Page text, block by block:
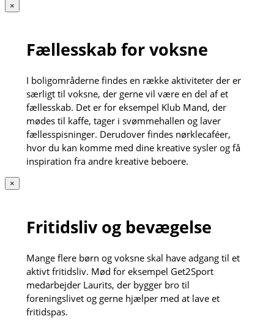
×
Fællesskab for voksne
I boligområderne findes en række aktiviteter der er
særligt til voksne, der gerne vil være en del af et
fællesskab. Det er for eksempel Klub Mand, der
mødes til kaffe, tager i svømmehallen og laver
fællesspisninger. Derudover findes nørklecaféer,
hvor du kan komme med dine kreative sysler og få
inspiration fra andre kreative beboere.
×
Fritidsliv og bevægelse
Mange flere børn og voksne skal have adgang til et
aktivt fritidsliv. Mød for eksempel Get2Sport
medarbejder Laurits, der bygger bro til
foreningslivet og gerne hjælper med at lave et
fritidspas.